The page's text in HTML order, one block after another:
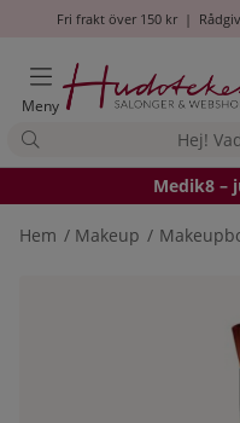
Fri frakt över 150 kr|
Meny
Medik8 –
Hem Makeup